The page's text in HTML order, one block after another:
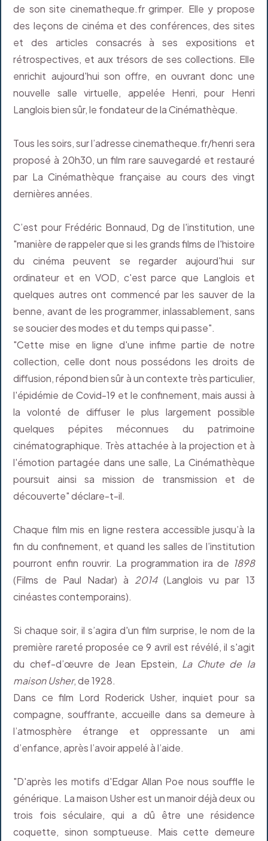
de son site cinematheque.fr grimper. Elle y propose
des leçons de cinéma et des conférences, des sites
et des articles consacrés à ses expositions et
rétrospectives, et aux trésors de ses collections. Elle
enrichit aujourd'hui son offre, en ouvrant donc une
nouvelle salle virtuelle, appelée Henri, pour Henri
Langlois bien sûr, le fondateur de la Cinémathèque.
Tous les soirs, sur l’adresse cinematheque.fr/henri sera
proposé à 20h30, un film rare sauvegardé et restauré
par La Cinémathèque française au cours des vingt
dernières années.
C’est pour Frédéric Bonnaud, Dg de l'institution, une
"manière de rappeler que si les grands films de l'histoire
du cinéma peuvent se regarder aujourd'hui sur
ordinateur et en VOD, c'est parce que Langlois et
quelques autres ont commencé par les sauver de la
benne, avant de les programmer, inlassablement, sans
se soucier des modes et du temps qui passe".
"Cette mise en ligne d'une infime partie de notre
collection, celle dont nous possédons les droits de
diffusion, répond bien sûr à un contexte très particulier,
l'épidémie de Covid-19 et le confinement, mais aussi à
la volonté de diffuser le plus largement possible
quelques pépites méconnues du patrimoine
cinématographique. Très attachée à la projection et à
l'émotion partagée dans une salle, La Cinémathèque
poursuit ainsi sa mission de transmission et de
découverte" déclare-t-il.
Chaque film mis en ligne restera accessible jusqu’à la
fin du confinement, et quand les salles de l’institution
pourront enfin rouvrir. La programmation ira de 1898
(Films de Paul Nadar) à 2014(Langlois vu par 13
cinéastes contemporains).
Si chaque soir, il s’agira d'un film surprise, le nom de la
première rareté proposée ce 9 avril est révélé, il s'agit
du chef-d’œuvre de Jean Epstein, La Chute de la
maison Usher, de 1928.
Dans ce film Lord Roderick Usher, inquiet pour sa
compagne, souffrante, accueille dans sa demeure à
l’atmosphère étrange et oppressante un ami
d’enfance, après l’avoir appelé à l’aide.
"D'après les motifs d'Edgar Allan Poe nous souffle le
générique. La maison Usher est un manoir déjà deux ou
trois fois séculaire, qui a dû être une résidence
coquette, sinon somptueuse. Mais cette demeure